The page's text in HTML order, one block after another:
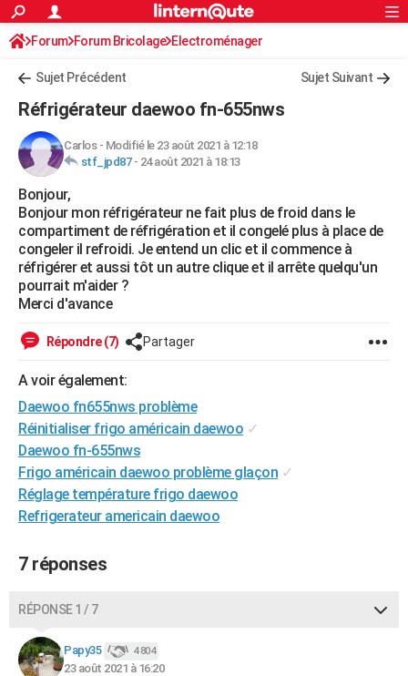
ACTUALITÉS
Politique
Société
Faits Divers
Education
Monde
Villes
+
FINANCE
Retraite
Impôts
Epargne
Immobilier
Risques naturels par ville
Banque
Assurance
Crédit
AUTO
Essais
Réserver un essai
Citadines
Berlines
SUV
Forum auto
+HIGH-TECH
Mobiles
Meilleur smartphone
Internet
Ordinateurs
Jeux vidéo
Guide high-tech
+BRICOLAGE
Forum
Aménagement intérieur
Extérieur
Cuisine
Salle de bains
Jardinage
Rangement
WEEK-END
Art de vivre
Bien-être
Loisirs
Mode
Modes de vie
Alimentation
Guide de la santé
Maladies
Médicaments
Sommeil
Destinations
City break
Voyage nature
Voyage de noces
Forum
Climat
+PHOTO
GUIDES D'ACHAT
BONS PLANS
Carte de Noël
Carte Bonne année
Carte Saint-Valentin
Carte Pâques
Carte d'anniversaire
DICTIONNAIRE
Dictionnaire
Biographies
Citations
Expressions
Proverbes
PROGRAMME TV
COPAINS D'AVANT
S'inscrire
Connexion
Forum Forum Bricolage Electroménager
Sujet Précédent Sujet Suivant
Réfrigérateur daewoo fn-655nws
Carlos- Modifié le 23 août 2021 à 12:18
stf_jpd87- 24 août 2021 à 18:13
Bonjour,
Bonjour mon réfrigérateur ne fait plus de froid dans le
compartiment de réfrigération et il congelé plus à place de
congeler il refroidi. Je entend un clic et il commence à
réfrigérer et aussi tôt un autre clique et il arrête quelqu'un
pourrait m'aider ?
Merci d'avance
Répondre (7) Partager
A voir également:
Daewoo fn655nws problème
Réinitialiser frigo américain daewoo ✓
Daewoo fn-655nws
Frigo américain daewoo problème glaçon ✓
Réglage température frigo daewoo
Refrigerateur americain daewoo
7 réponses
RÉPONSE 1 / 7
Papy35 4 804
23 août 2021 à 16:20